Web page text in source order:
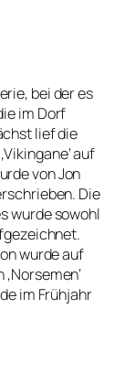
bei der es
im Dorf
lief die
auf
von Jon
Die
wurde sowohl
wurde auf
im Frühjahr